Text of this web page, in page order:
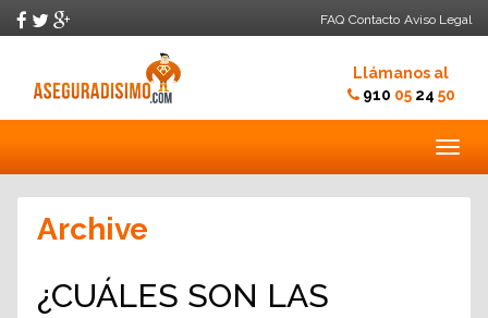
FAQ Contacto Aviso Legal
Llámanos al
910 0524 50
Archive
¿CUÁLES SON LAS